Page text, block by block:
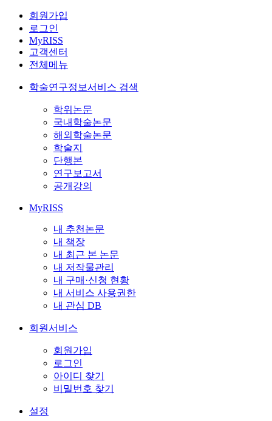
회원가입
로그인
MyRISS
고객센터
전체메뉴
학술연구정보서비스 검색
학위논문
국내학술논문
해외학술논문
학술지
단행본
연구보고서
공개강의
MyRISS
내 추천논문
내 책장
내 최근 본 논문
내 저작물관리
내 구매·신청 현황
내 서비스 사용권한
내 관심 DB
회원서비스
회원가입
로그인
아이디 찾기
비밀번호 찾기
설정